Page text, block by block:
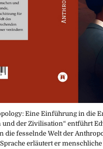
Eine Einführung in die
und der Zivilisation“ entführt
die fesselnde Welt der
erläutert er